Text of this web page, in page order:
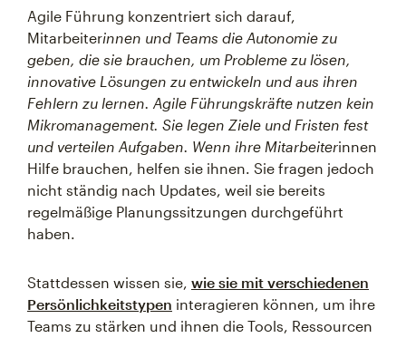
Agile Führung konzentriert sich darauf,
Mitarbeiterinnen und Teams die Autonomie zu
geben, die sie brauchen, um Probleme zu lösen,
innovative Lösungen zu entwickeln und aus ihren
Fehlern zu lernen. Agile Führungskräfte nutzen kein
Mikromanagement. Sie legen Ziele und Fristen fest
und verteilen Aufgaben. Wenn ihre Mitarbeiterinnen
Hilfe brauchen, helfen sie ihnen. Sie fragen jedoch
nicht ständig nach Updates, weil sie bereits
regelmäßige Planungssitzungen durchgeführt
haben.
Stattdessen wissen sie, wie sie mit verschiedenen
Persönlichkeitstypen interagieren können, um ihre
Teams zu stärken und ihnen die Tools, Ressourcen